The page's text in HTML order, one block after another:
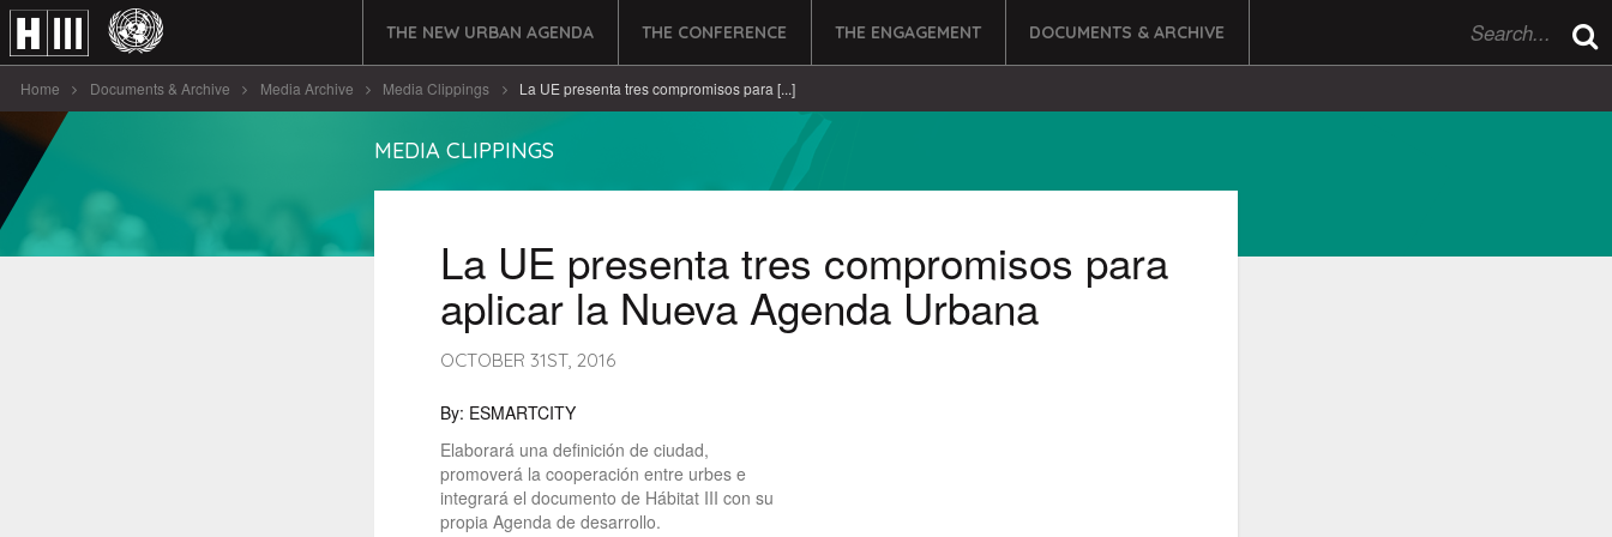
THE NEW URBAN AGENDA THE CONFERENCE THE ENGAGEMENT DOCUMENTS & ARCHIVE
Home Documents & Archive Media Archive Media Clippings La UE presenta tres compromisos para [...]
MEDIA CLIPPINGS
La UE presenta tres compromisos para
aplicar la Nueva Agenda Urbana
OCTOBER 31ST, 2016
By: ESMARTCITY
Elaborará una definición de ciudad,
promoverá la cooperación entre urbes e
integrará el documento de Hábitat III con su
propia Agenda de desarrollo.